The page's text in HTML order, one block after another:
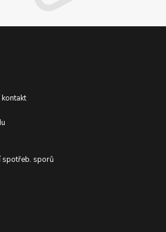
spotřeb. sporů